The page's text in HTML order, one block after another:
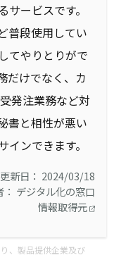
ービスです。
普段使用してい
てやりとりがで
だけでなく、カ
発注業務など対
書と相性が悪い
ンできます。
新日： 2024/03/18
： デジタル化の窓口
情報取得元
、製品提供企業及び